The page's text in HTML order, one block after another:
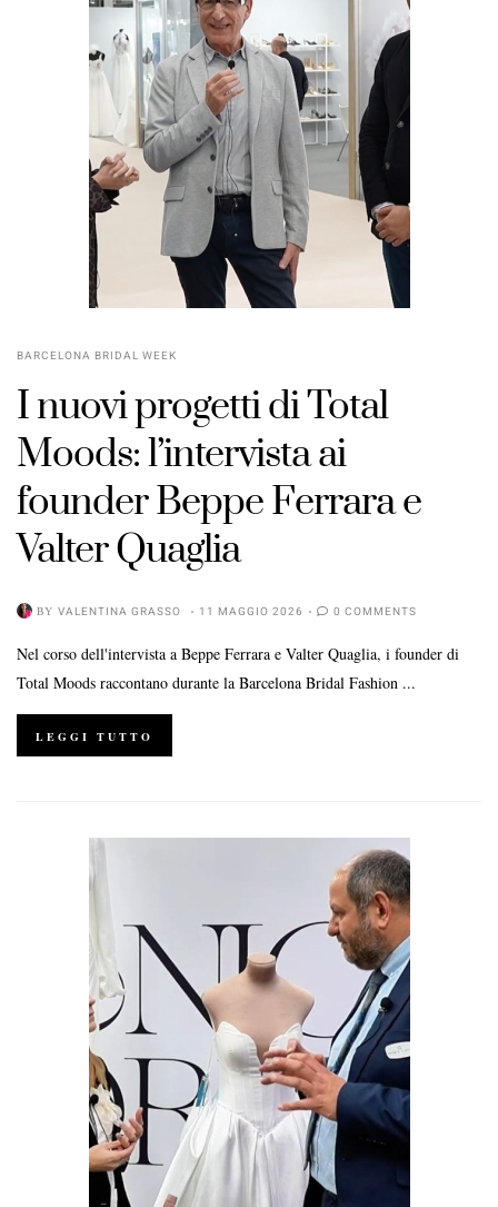
BARCELONA BRIDAL WEEK
I nuovi progetti di Total
Moods: l’intervista ai
founder Beppe Ferrara e
Valter Quaglia
BY VALENTINA GRASSO 11 MAGGIO 2026 0 COMMENTS
Nel corso dell'intervista a Beppe Ferrara e Valter Quaglia, i founder di
Total Moods raccontano durante la Barcelona Bridal Fashion ...
LEGGI TUTTO